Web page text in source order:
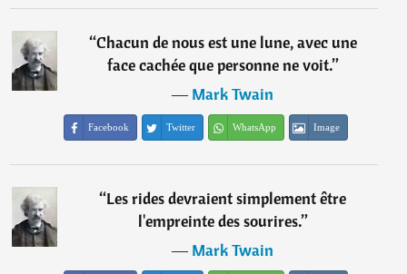
“Chacun de nous est une lune, avec une
face cachée que personne ne voit.”
―Mark Twain
Facebook Twitter WhatsApp Image
“Les rides devraient simplement être
l'empreinte des sourires.”
―Mark Twain